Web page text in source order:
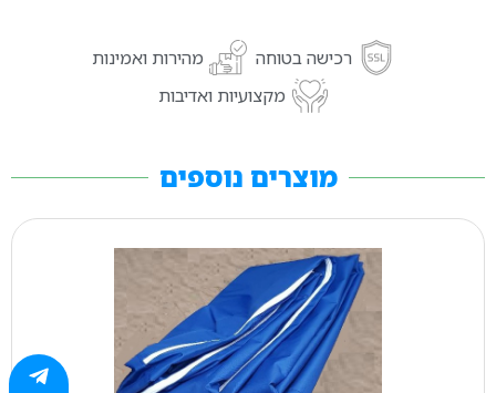
רכישה בטוחה
מהירות ואמינות
מקצועיות ואדיבות
מוצרים נוספים